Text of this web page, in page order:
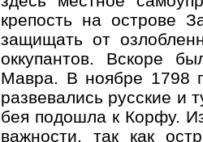
крепость на острове
защищать от
оккупантов. Вскоре
Мавра. В ноябре 1798
развевались русские и
бея подошла к Корфу.
важности, так как